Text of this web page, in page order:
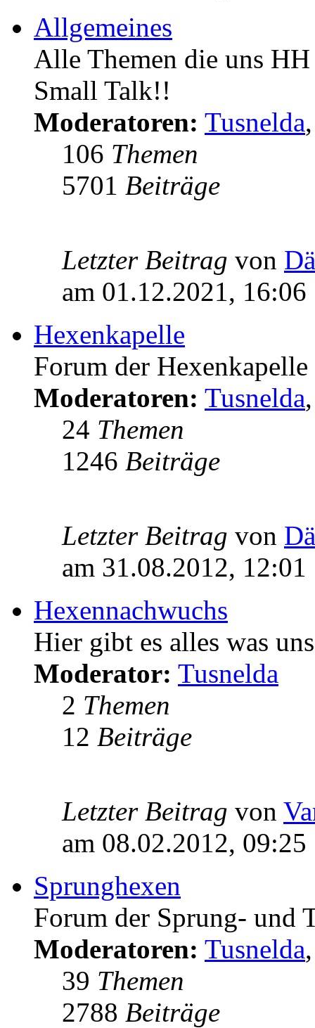
Allgemeines
Alle Themen die uns
Small Talk!!
Moderatoren: Tusnelda
106 Themen
5701 Beiträge
Letzter Beitrag von
am 01.12.2021, 16:06
Hexenkapelle
Forum der Hexenkapelle
Moderatoren: Tusnelda
24 Themen
1246 Beiträge
Letzter Beitrag von
am 31.08.2012, 12:01
Hexennachwuchs
Hier gibt es alles was
Moderator: Tusnelda
2 Themen
12 Beiträge
Letzter Beitrag von
am 08.02.2012, 09:25
Sprunghexen
Forum der Sprung- und
Moderatoren: Tusnelda
39 Themen
2788 Beiträge